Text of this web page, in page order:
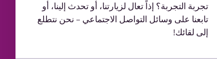
تجربة التجربة؟ إذاً تعال لزيارتنا، أو تحدث إلينا، أو
تابعنا على وسائل التواصل الاجتماعي – نحن نتطلع
إلى لقائك!